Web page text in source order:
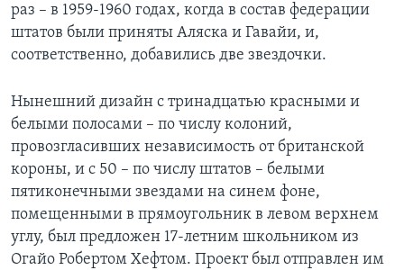
раз – в 1959-1960 годах, когда в состав федерации
штатов были приняты Аляска и Гавайи, и,
соответственно, добавились две звездочки.
Нынешний дизайн с тринадцатью красными и
белыми полосами – по числу колоний,
провозгласивших независимость от британской
короны, и с 50 – по числу штатов – белыми
пятиконечными звездами на синем фоне,
помещенными в прямоугольник в левом верхнем
углу, был предложен 17-летним школьником из
Огайо Робертом Хефтом. Проект был отправлен им